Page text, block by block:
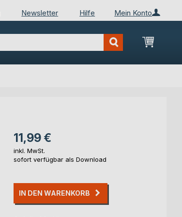
Mein Konto
Newsletter Hilfe
Mein
11,99 €
inkl. MwSt.
sofort verfügbar als Download
IN DEN WARENKORB